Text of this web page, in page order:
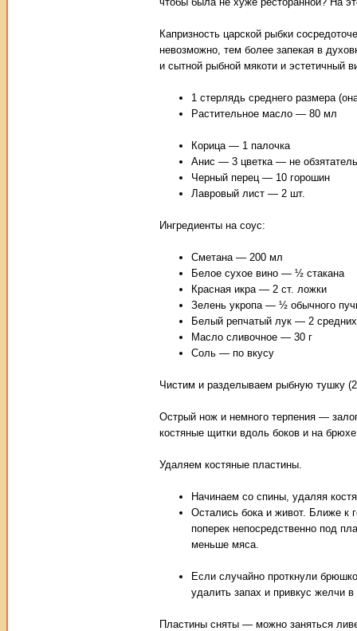
Капризность царской рыбки
невозможно, тем более запекая в
и сытной рыбной мякоти и эстетичный
1 стерлядь среднего размера
Растительное масло — 80 мл
Корица — 1 палочка
Анис — 3 цветка — не
Черный перец — 10 горошин
Лавровый лист — 2 шт.
Ингредиенты на соус:
Сметана — 200 мл
Белое сухое вино — ½ стакана
Красная икра — 2 ст. ложки
Зелень укропа — ½ обычного
Белый репчатый лук — 2
Масло сливочное — 30 г
Соль — по вкусу
Чистим и разделываем рыбную тушку
Острый нож и немного терпения —
костяные щитки вдоль боков и на
Удаляем костяные пластины.
Начинаем со спины, удаляя
Остались бока и живот. Ближе к
поперек непосредственно под
меньше мяса.
Если случайно проткнули
удалить запах и привкус желчи
Пластины сняты — можно заняться